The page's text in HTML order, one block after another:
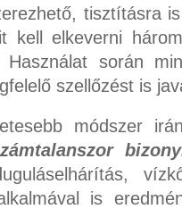
tisztításra
kell elkeverni
során
szellőzést is
módszer
is